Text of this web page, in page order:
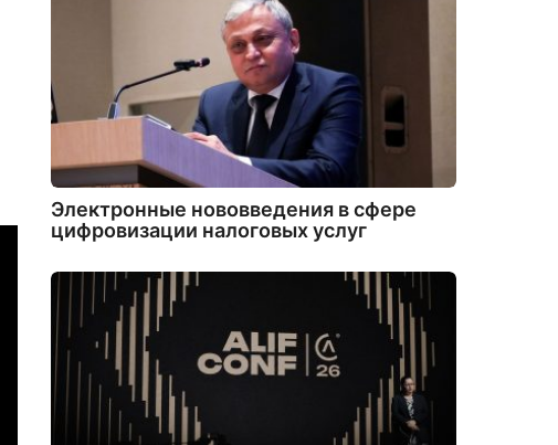
Электронные нововведения в сфере
цифровизации налоговых услуг